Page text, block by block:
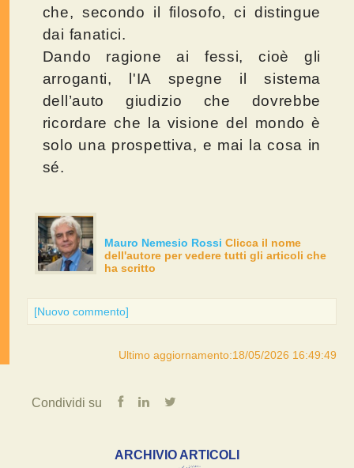
che, secondo il filosofo, ci distingue
dai fanatici.
Dando ragione ai fessi, cioè gli
arroganti, l'IA spegne il sistema
dell’auto giudizio che dovrebbe
ricordare che la visione del mondo è
solo una prospettiva, e mai la cosa in
sé.
Mauro Nemesio Rossi Clicca il nome
dell'autore per vedere tutti gli articoli che
ha scritto
[Nuovo commento]
Ultimo aggiornamento:18/05/2026 16:49:49
Condividi su
ARCHIVIO ARTICOLI